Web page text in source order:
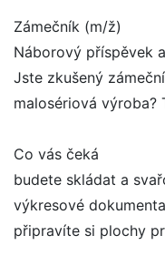
Zámečník (m/ž)
Náborový příspěvek
Jste zkušený
malosériová výroba?
Co vás čeká
budete skládat a
výkresové
připravíte si plochy